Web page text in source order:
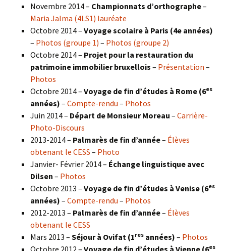
Novembre 2014 – Championnats d’orthographe–
Maria Jalma (4LS1) lauréate
Octobre 2014 – Voyage scolaire à Paris (4e années)
– Photos (groupe 1) – Photos (groupe 2)
Octobre 2014 – Projet pour la restauration du
patrimoine immobilier bruxellois – Présentation –
Photos
Octobre 2014 – Voyage de fin d’études à Rome (6es
années) – Compte-rendu – Photos
Juin 2014 – Départ de Monsieur Moreau – Carrière-
Photo-Discours
2013-2014 – Palmarès de fin d’année– Élèves
obtenant le CESS – Photo
Janvier- Février 2014 – Échange linguistique avec
Dilsen – Photos
Octobre 2013 – Voyage de fin d’études à Venise (6es
années) – Compte-rendu – Photos
2012-2013 – Palmarès de fin d’année– Élèves
obtenant le CESS
Mars 2013 – Séjour à Ovifat (1res années) – Photos
es